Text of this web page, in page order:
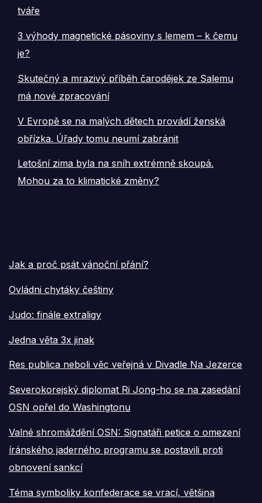
tváře
3 výhody magnetické pásoviny s lemem – k čemu
je?
Skutečný a mrazivý příběh čarodějek ze Salemu
má nové zpracování
V Evropě se na malých dětech provádí ženská
obřízka. Úřady tomu neumí zabránit
Letošní zima byla na sníh extrémně skoupá.
Mohou za to klimatické změny?
Jak a proč psát vánoční přání?
Ovládni chytáky češtiny
Judo: finále extraligy
Jedna věta 3x jinak
Res publica neboli věc veřejná v Divadle Na Jezerce
Severokorejský diplomat Ri Jong-ho se na zasedání
OSN opřel do Washingtonu
Valné shromáždění OSN: Signatáři petice o omezení
íránského jaderného programu se postavili proti
obnovení sankcí
Téma symboliky konfederace se vrací, většina